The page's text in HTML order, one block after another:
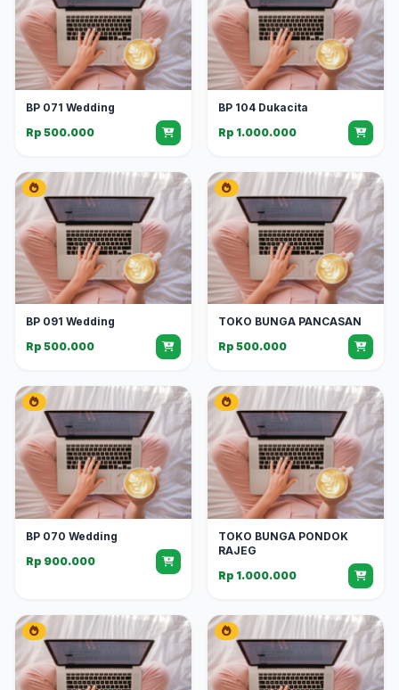
BP 071 Wedding
Rp 500.000
BP 104 Dukacita
Rp 1.000.000
BP 091 Wedding
Rp 500.000
TOKO BUNGA PANCASAN
Rp 500.000
BP 070 Wedding
Rp 900.000
TOKO BUNGA PONDOK
RAJEG
Rp 1.000.000